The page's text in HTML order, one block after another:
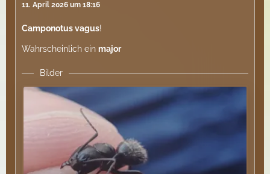
11. April 2026 um 18:16
Camponotus vagus!
Wahrscheinlich ein major
Bilder